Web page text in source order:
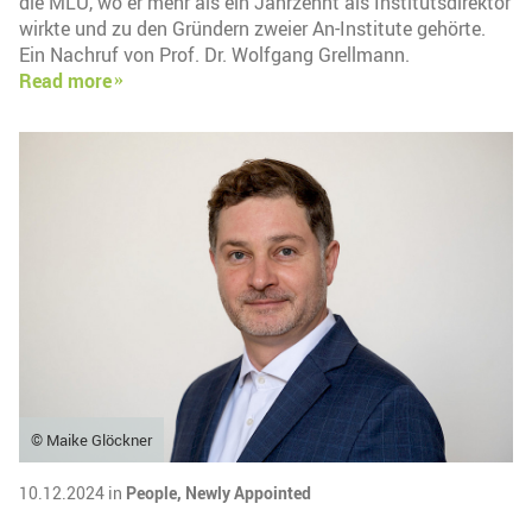
wirkte und zu den Gründern zweier An-Institute gehörte.
Ein Nachruf von Prof. Dr. Wolfgang Grellmann.
Read more
© Maike Glöckner
10.12.2024 in People, Newly Appointed